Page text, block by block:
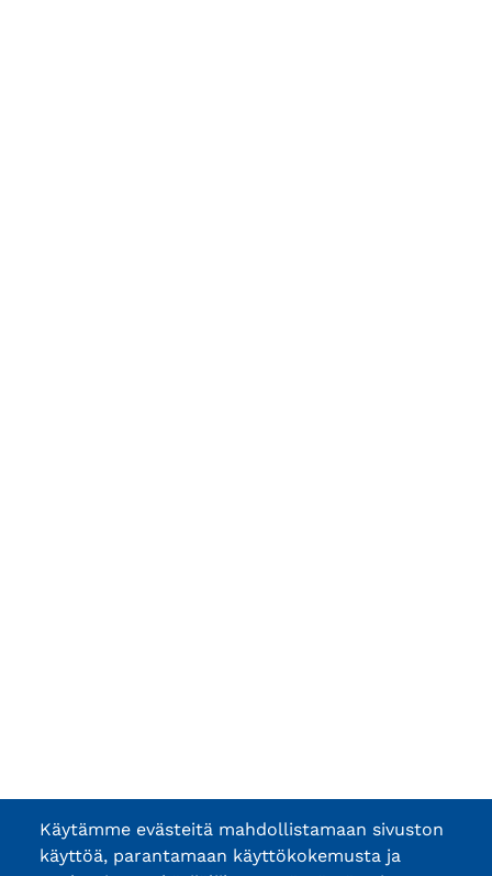
Käytämme evästeitä mahdollistamaan sivuston
käyttöä, parantamaan käyttökokemusta ja